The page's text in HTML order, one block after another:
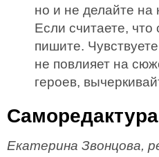
но и не делайте на
Если считаете,
пишите.
не повлияет на
героев,
Екатерина Звонцова,